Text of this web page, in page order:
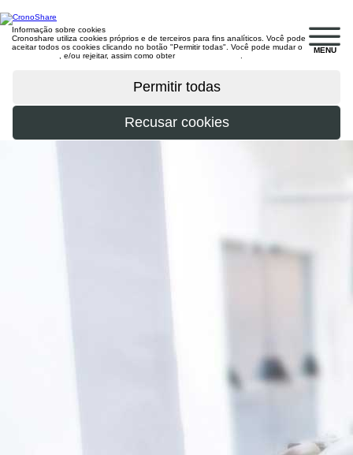
MENU
Informação sobre cookies
Cronoshare utiliza cookies próprios e de terceiros para fins analíticos. Você pode
aceitar todos os cookies clicando no botão "Permitir todas". Você pode mudar o
, e/ou rejeitar, assim como obter